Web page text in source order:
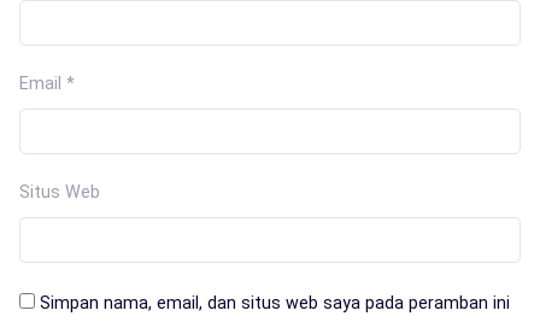
Email *
Situs Web
Simpan nama, email, dan situs web saya pada peramban ini